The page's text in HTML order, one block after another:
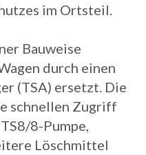
im Ortsteil.
Bauweise
durch einen
(TSA) ersetzt. Die
schnellen Zugriff
8-Pumpe,
Löschmittel